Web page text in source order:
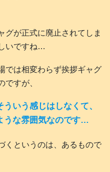
グが正式に廃止されてしま
いですね…
では相変わらず挨拶ギャグ
ですが、
いう感じはしなくて、
うな雰囲気なのです…
くというのは、あるもので